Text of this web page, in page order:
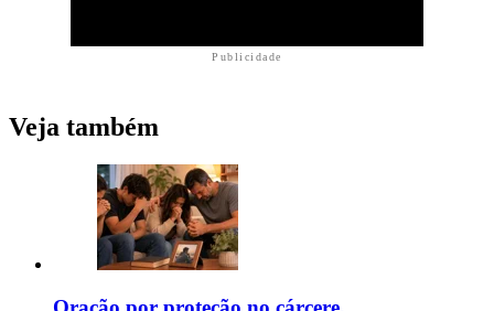
Publicidade
Veja também